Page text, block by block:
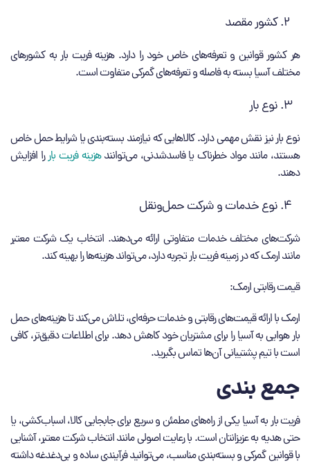
کشور مقصد
هر کشور قوانین و تعرفه‌های خاص خود را دارد. هزینه فریت بار به کشورهای
مختلف آسیا بسته به فاصله و تعرفه‌های گمرکی متفاوت است.
نوع بار
نوع بار نیز نقش مهمی دارد. کالاهایی که نیازمند بسته‌بندی یا شرایط حمل خاص
هستند، مانند مواد خطرناک یا فاسدشدنی، می‌توانندهزینه فریت باررا افزایش
دهند.
نوع خدمات و شرکت حمل‌ونقل
شرکت‌های مختلف خدمات متفاوتی ارائه می‌دهند. انتخاب یک شرکت معتبر
مانند ارمک که در زمینه فریت بار تجربه دارد، می‌تواند هزینه‌ها را بهینه کند.
قیمت رقابتی ارمک:
ارمک با ارائه قیمت‌های رقابتی و خدمات حرفه‌ای، تلاش می‌کند تا هزینه‌های حمل
بار هوایی به آسیا را برای مشتریان خود کاهش دهد. برای اطلاعات دقیق‌تر، کافی
است با تیم پشتیبانی آن‌ها تماس بگیرید.
جمع‌ بندی
فریت بار به آسیا یکی از راه‌های مطمئن و سریع برای جابجایی کالا، اسباب‌کشی، یا
حتی هدیه به عزیزانتان است. با رعایت اصولی مانند انتخاب شرکت معتبر، آشنایی
با قوانین گمرکی و بسته‌بندی مناسب، می‌توانید فرآیندی ساده و بی‌دغدغه داشته